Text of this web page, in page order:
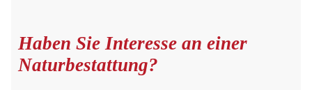
Haben Sie Interesse an einer
Naturbestattung?